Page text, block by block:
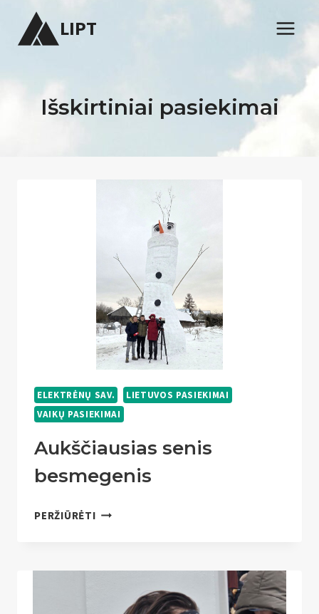
LIPT
Išskirtiniai pasiekimai
ELEKTRĖNŲ SAV.
LIETUVOS PASIEKIMAI
VAIKŲ PASIEKIMAI
Aukščiausias senis
besmegenis
PERŽIŪRĖTIAUKŠČIAUSIAS